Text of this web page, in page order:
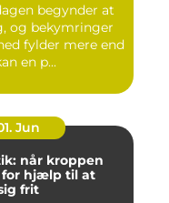
begynder at
og bekymringer
fylder mere end
en p...
Jun
når kroppen
for hjælp til at
frit